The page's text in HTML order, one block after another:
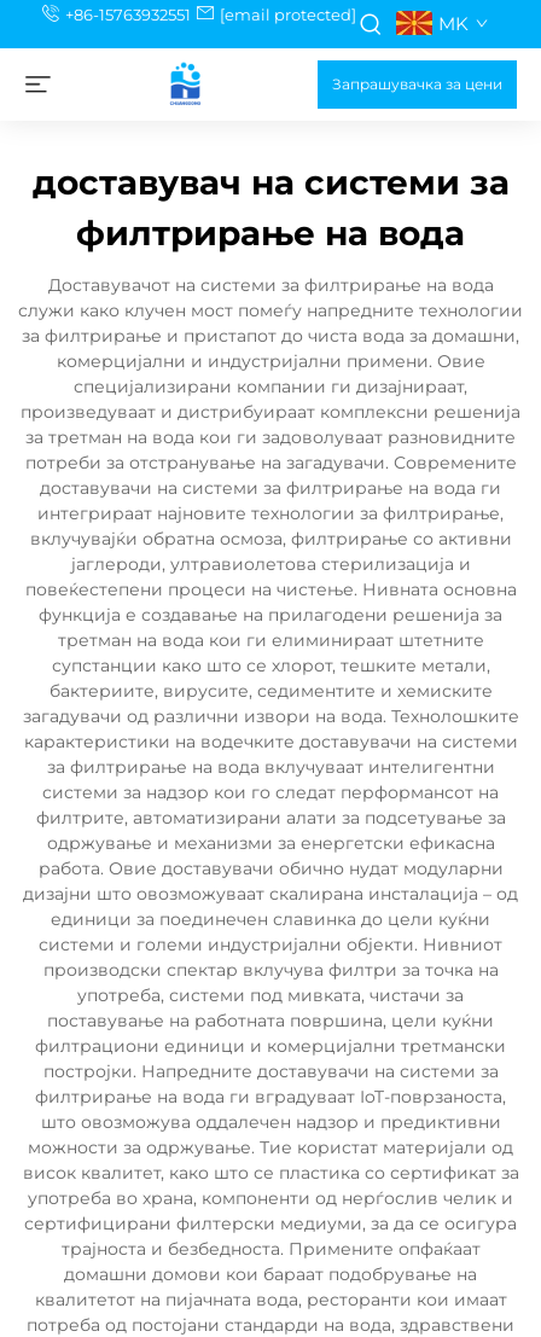
+86-15763932551 [email protected] MK
Запрашувачка за цени
доставувач на системи за
филтрирање на вода
Доставувачот на системи за филтрирање на вода
служи како клучен мост помеѓу напредните технологии
за филтрирање и пристапот до чиста вода за домашни,
комерцијални и индустријални примени. Овие
специјализирани компании ги дизајнираат,
произведуваат и дистрибуираат комплексни решенија
за третман на вода кои ги задоволуваат разновидните
потреби за отстранување на загадувачи. Современите
доставувачи на системи за филтрирање на вода ги
интегрираат најновите технологии за филтрирање,
вклучувајќи обратна осмоза, филтрирање со активни
јаглероди, ултравиолетова стерилизација и
повеќестепени процеси на чистење. Нивната основна
функција е создавање на прилагодени решенија за
третман на вода кои ги елиминираат штетните
супстанции како што се хлорот, тешките метали,
бактериите, вирусите, седиментите и хемиските
загадувачи од различни извори на вода. Технолошките
карактеристики на водечките доставувачи на системи
за филтрирање на вода вклучуваат интелигентни
системи за надзор кои го следат перформансот на
филтрите, автоматизирани алати за подсетување за
одржување и механизми за енергетски ефикасна
работа. Овие доставувачи обично нудат модуларни
дизајни што овозможуваат скалирана инсталација – од
единици за поединечен славинка до цели куќни
системи и големи индустријални објекти. Нивниот
производски спектар вклучува филтри за точка на
употреба, системи под мивката, чистачи за
поставување на работната површина, цели куќни
филтрациони единици и комерцијални третмански
постројки. Напредните доставувачи на системи за
филтрирање на вода ги вградуваат IoT-поврзаноста,
што овозможува оддалечен надзор и предиктивни
можности за одржување. Тие користат материјали од
висок квалитет, како што се пластика со сертификат за
употреба во храна, компоненти од нерѓослив челик и
сертифицирани филтерски медиуми, за да се осигура
трајноста и безбедноста. Примените опфаќаат
домашни домови кои бараат подобрување на
квалитетот на пијачната вода, ресторанти кои имаат
потреба од постојани стандарди на вода, здравствени